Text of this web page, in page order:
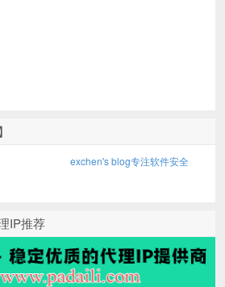
exchen's blog专注软件安全
IP推荐